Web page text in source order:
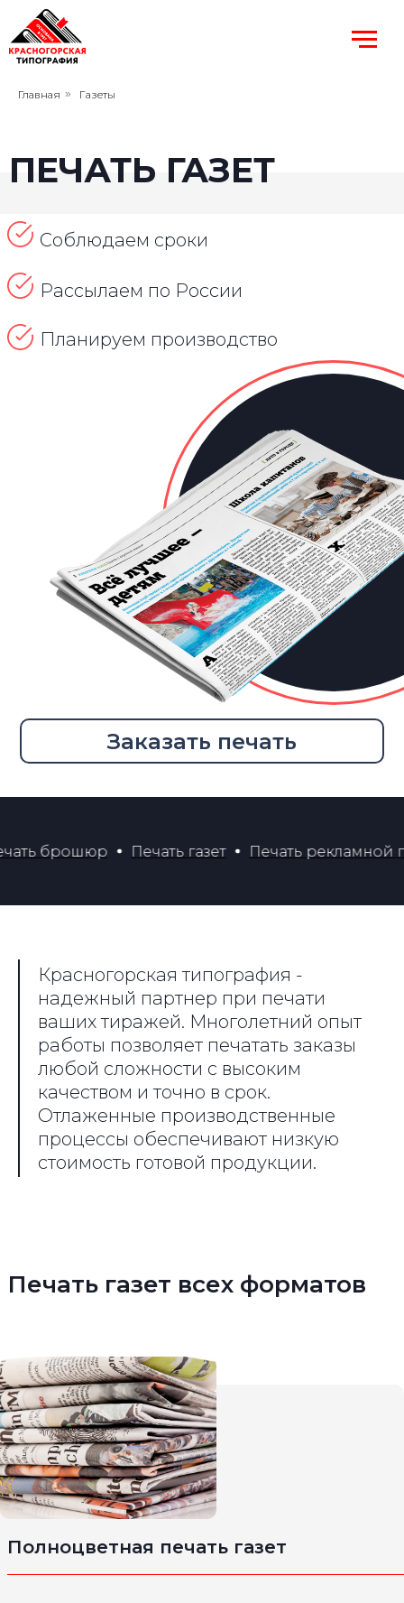
Главная » Газеты
Соблюдаем сроки
Рассылаем по России
Планируем производство
ПЕЧАТЬ ГАЗЕТ
Заказать печать
Печать газет Печать рекламной
Красногорская типография -
надежный партнер при печати
ваших тиражей. Многолетний опыт
работы позволяет печатать заказы
любой сложности с высоким
качеством и точно в срок.
Отлаженные производственные
процессы обеспечивают низкую
стоимость готовой продукции.
Печать газет всех форматов
Полноцветная печать газет